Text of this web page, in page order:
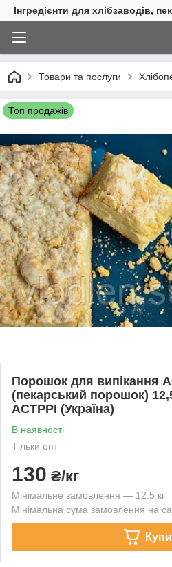
Інгредієнти для хлібзаводів,
Товари та послуги
Топ продажів
Порошок для випікання
(пекарський порошок)
АСТРРІ (Україна)
В наявності
Тільки опт
130 ₴/кг
Мінімальне замовлення — 12.5 кг
Мінімальна сума замовлення на